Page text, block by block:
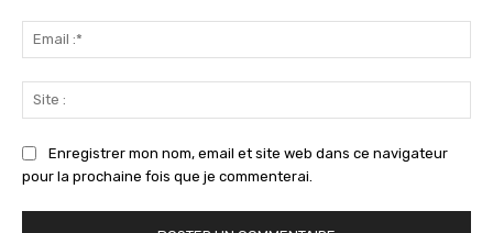
Enregistrer mon nom, email et site web dans ce navigateur
pour la prochaine fois que je commenterai.